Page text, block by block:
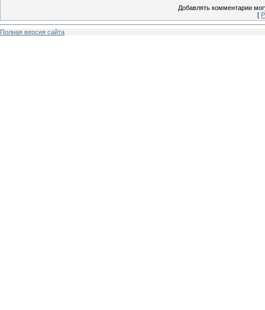
Добавлять комментарии
[
Полная версия сайта